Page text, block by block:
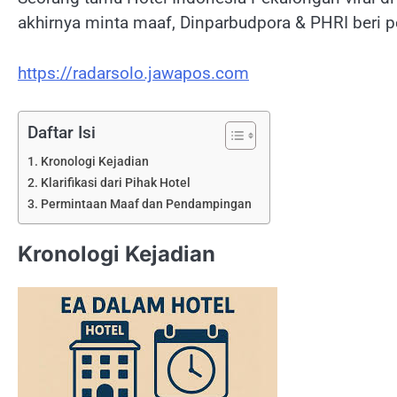
akhirnya minta maaf, Dinparbudpora & PHRI beri
https://radarsolo.jawapos.com
Daftar Isi
Kronologi Kejadian
Klarifikasi dari Pihak Hotel
Permintaan Maaf dan Pendampingan
Kronologi Kejadian